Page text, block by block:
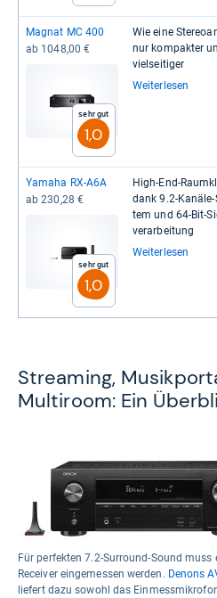
Magnat MC 400
ab 1048,00 €
Sehr gut
1,0
Wie eine
nur kom­pak­ter
viel­sei­ti­ger
Weiterlesen
Yamaha RX-​A6A
ab 230,28 €
Sehr gut
1,0
High-​End-​
dank 9.2-​
tem und 64-​Bit-​
ver­ar­bei­tung
Weiterlesen
Streaming,
Multiroom: Ein
Für perfekten 7.2-Surround-Sound muss
Receiver eingemessen werden. Denons
liefert dazu sowohl das